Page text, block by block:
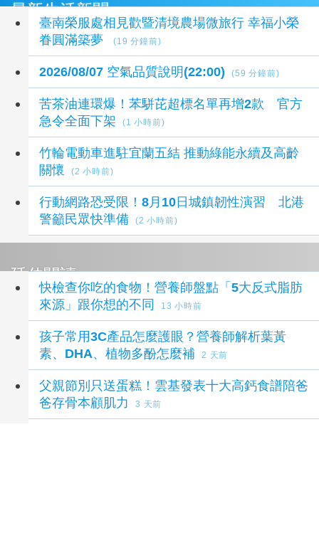
最新生活新聞
臺南榮服處相見歡暨清境農場微旅行 幸福小榮
眷圓滿築夢
(19 分鐘前)
2026/08/07 空氣品質說明(22:00) (59 分鐘前)
苦茶油連環爆！苯駢芘超標名單再增2款 官方
急令全面下架
(1 小時前)
竹輪電動車進駐宜蘭五結 推動綠能永續及高齡
關懷
(2 小時前)
行動網路恐受限！8月10日城鎮韌性演習 北港
警籲民眾快準備
(2 小時前)
延伸閱讀
快檢查你吃的食物！營養師盤點「5大反式脂肪
來源」跟你想的不同
13 小時前
孩子常用3C產品怎麼護眼？營養師解析葉黃
素、DHA、植物多酚怎麼補
2 天前
父親節別只送蛋糕！雲基發表十大高鈣食譜陪爸
爸存骨本顧肌力
3 天前